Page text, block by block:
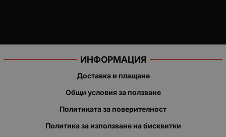
ИНФОРМАЦИЯ
Доставка и плащане
Общи условия за ползване
Политиката за поверителност
Политика за използване на бисквитки